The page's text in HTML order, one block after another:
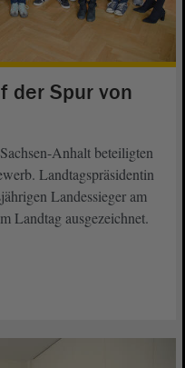
der Spur von
Anhalt beteiligten
Landtagspräsidentin
Landessieger am
Landtag ausgezeichnet.